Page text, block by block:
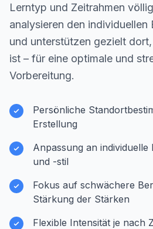
Lerntyp und Zeitrahmen
analysieren den individuellen
und unterstützen gezielt
ist – für eine optimale und
Vorbereitung.
Persönliche
Erstellung
Anpassung an individuelle
und -stil
Fokus auf schwächere
Stärkung der Stärken
Flexible Intensität je nach